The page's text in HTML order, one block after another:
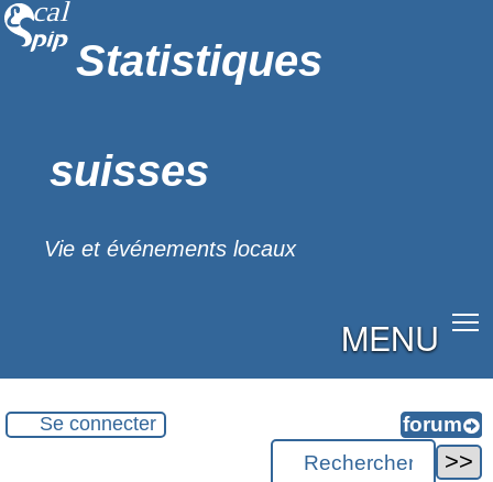
Statistiques
suisses
Vie et événements locaux
MENU
Se connecter